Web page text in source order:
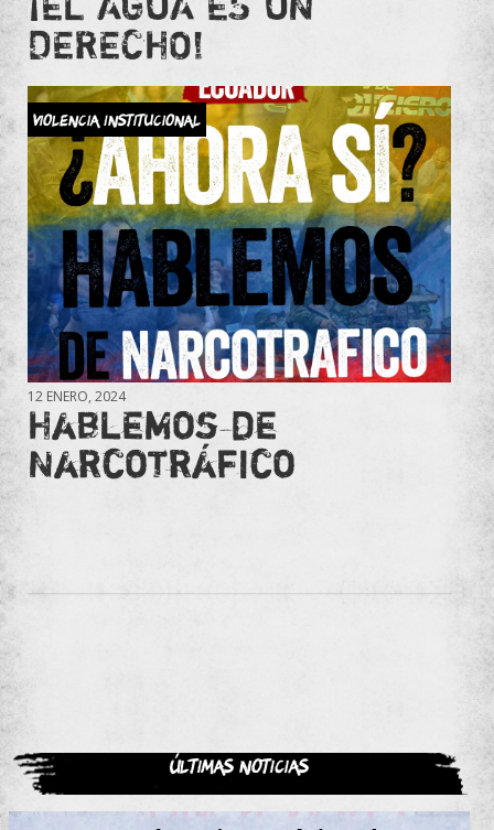
DERECHO!
Violencia Institucional
12 ENERO, 2024
Hablemos de
Narcotráfico
Últimas noticias